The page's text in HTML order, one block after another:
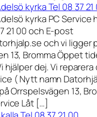
kyrka Tel 08 37 21
kyrka PC Service
21 00 och E-post
och vi ligger
13, Bromma Öppet
hjälper dej. Vi reparera
( Nytt namn
Orrspelsvägen 13,
Låt […]